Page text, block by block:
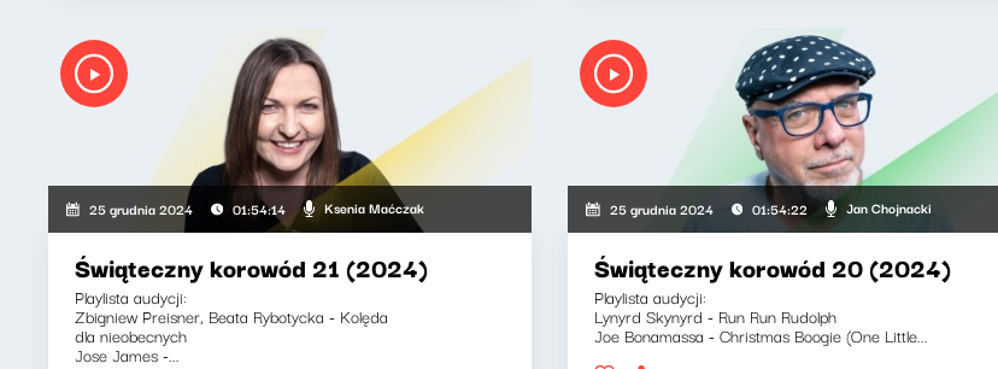
25 grudnia 2024 01:54:14 Ksenia Maćczak
Świąteczny korowód 21 (2024)
Playlista audycji:
Zbigniew Preisner, Beata Rybotycka - Kolęda
dla nieobecnych
Jose James -...
25 grudnia 2024 01:54:22 Jan Chojnacki
Świąteczny korowód 20 (2024)
Playlista audycji:
Lynyrd Skynyrd - Run Run Rudolph
Joe Bonamassa - Christmas Boogie (One Little...